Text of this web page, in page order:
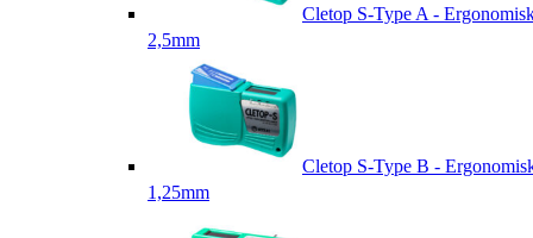
Cletop S-Type A -
2,5mm
Cletop S-Type B -
1,25mm